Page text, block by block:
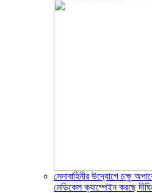
সেনাবাহিনীর উদ্যোগে চক্ষু
মেডিকেল ক্যাম্পেইন করছে